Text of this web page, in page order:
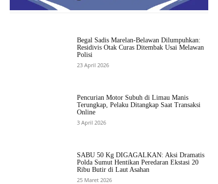
Begal Sadis Marelan-Belawan Dilumpuhkan:
Residivis Otak Curas Ditembak Usai Melawan
Polisi
23 April 2026
Pencurian Motor Subuh di Limau Manis
Terungkap, Pelaku Ditangkap Saat Transaksi
Online
3 April 2026
SABU 50 Kg DIGAGALKAN: Aksi Dramatis
Polda Sumut Hentikan Peredaran Ekstasi 20
Ribu Butir di Laut Asahan
25 Maret 2026